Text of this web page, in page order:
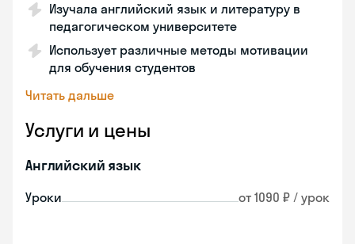
Изучала английский язык и литературу в
педагогическом университете
Использует различные методы мотивации
для обучения студентов
Читать дальше
Услуги и цены
Английский язык
Уроки от 1090 ₽ / урок